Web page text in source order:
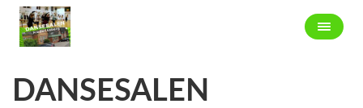
DANSESALEN